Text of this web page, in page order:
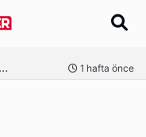
Su Arıtma Sistemlerinde Periyodik Bakım Neden Kritik? 1 hafta önce